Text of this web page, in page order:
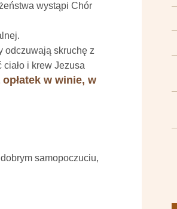
wystąpi Chór
odczuwają skruchę z
i krew Jezusa
w winie, w
samopoczuciu,